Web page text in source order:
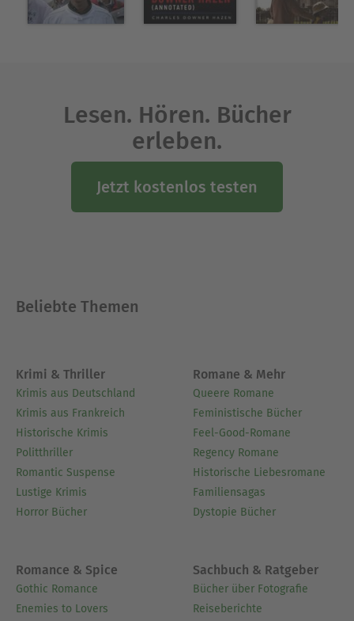
Lesen. Hören. Bücher
erleben.
Jetzt kostenlos testen
Beliebte Themen
Krimi & Thriller
Krimis aus Deutschland
Krimis aus Frankreich
Historische Krimis
Politthriller
Romantic Suspense
Lustige Krimis
Horror Bücher
Romane & Mehr
Queere Romane
Feministische Bücher
Feel-Good-Romane
Regency Romane
Historische Liebesromane
Familiensagas
Dystopie Bücher
Romance & Spice
Gothic Romance
Enemies to Lovers
Sachbuch & Ratgeber
Bücher über Fotografie
Reiseberichte